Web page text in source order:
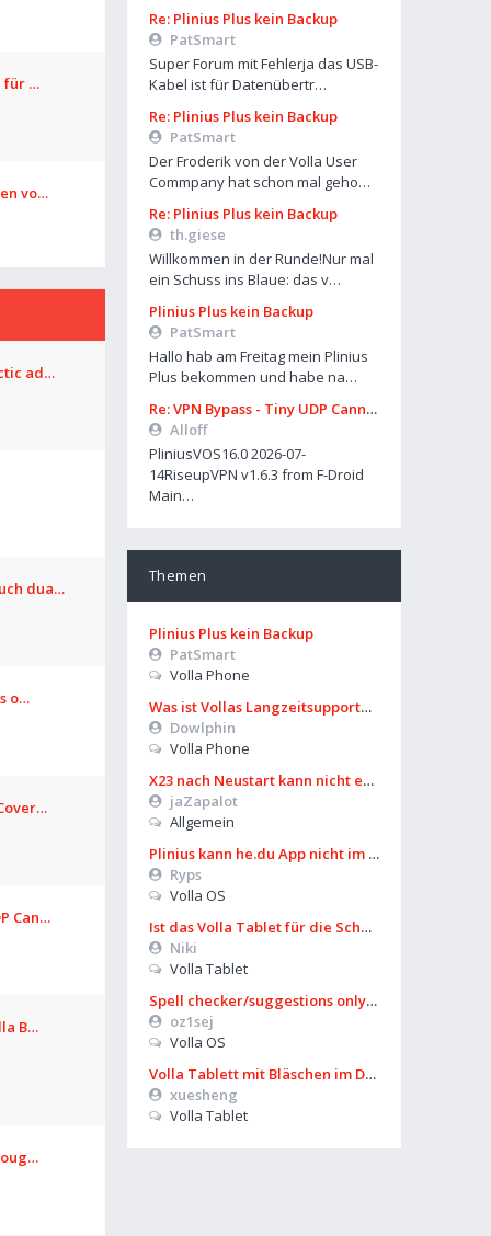
Re: Plinius Plus kein Backup
PatSmart
Super Forum mit Fehlerja das USB-
Kabel ist für Datenübertr…
Re: Plinius Plus kein Backup
PatSmart
Der Froderik von der Volla User
Commpany hat schon mal geho…
Re: Plinius Plus kein Backup
th.giese
Willkommen in der Runde!Nur mal
ein Schuss ins Blaue: das v…
Plinius Plus kein Backup
PatSmart
Hallo hab am Freitag mein Plinius
Plus bekommen und habe na…
Re: VPN Bypass - Tiny UDP Cannon
Alloff
PliniusVOS16.0 2026-07-
14RiseupVPN v1.6.3 from F-Droid
Main…
Themen
Plinius Plus kein Backup
PatSmart
Volla Phone
Was ist Vollas Langzeitsupportplan?
Dowlphin
Volla Phone
X23 nach Neustart kann nicht entsperrt werden
jaZapalot
Allgemein
Plinius kann he.du App nicht im Playstore finden
Ryps
Volla OS
Ist das Volla Tablet für die Schule zu gebrauchen?
Niki
Volla Tablet
Spell checker/suggestions only works in some settings
oz1sej
Volla OS
Volla Tablett mit Bläschen im Display?
xuesheng
Volla Tablet
für …
vo…
ad…
dua…
o…
Can…
B…